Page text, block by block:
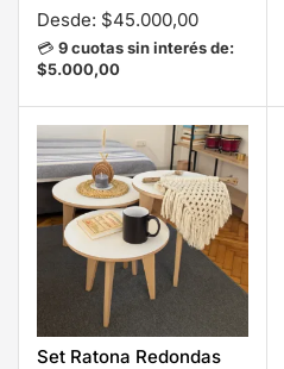
Desde: $45.000,00
💳 9 cuotas sin interés de:
$5.000,00
Set Ratona Redondas